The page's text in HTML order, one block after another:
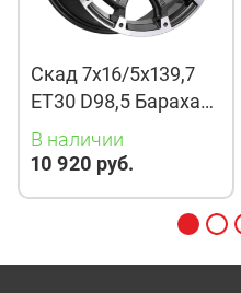
Скад 7x16/5x139,7
ET30 D98,5 Барахас
(КЛ378) Алмаз
В наличии
10 920 руб.